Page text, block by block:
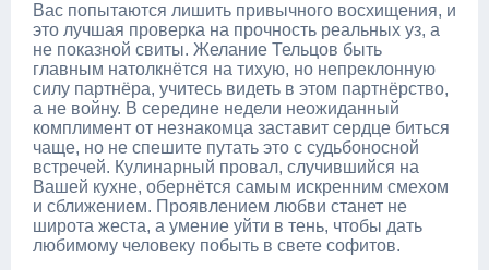
Вас попытаются лишить привычного восхищения, и
это лучшая проверка на прочность реальных уз, а
не показной свиты. Желание Тельцов быть
главным натолкнётся на тихую, но непреклонную
силу партнёра, учитесь видеть в этом партнёрство,
а не войну. В середине недели неожиданный
комплимент от незнакомца заставит сердце биться
чаще, но не спешите путать это с судьбоносной
встречей. Кулинарный провал, случившийся на
Вашей кухне, обернётся самым искренним смехом
и сближением. Проявлением любви станет не
широта жеста, а умение уйти в тень, чтобы дать
любимому человеку побыть в свете софитов.